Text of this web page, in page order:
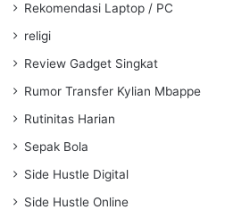
Rekomendasi Laptop / PC
religi
Review Gadget Singkat
Rumor Transfer Kylian Mbappe
Rutinitas Harian
Sepak Bola
Side Hustle Digital
Side Hustle Online